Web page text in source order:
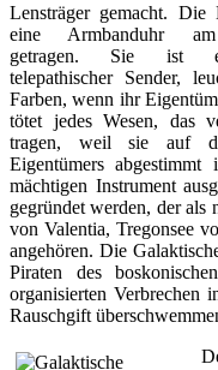
Lensträger gemacht.
eine Armbanduhr
getragen. Sie ist
telepathischer Sender,
Farben, wenn ihr
tötet jedes Wesen, das
tragen, weil sie auf
Eigentümers
mächtigen Instrument
gegründet werden, der als
von Valentia, Tregonsee
angehören. Die
Piraten des
organisierten Verbrechen
Rauschgift